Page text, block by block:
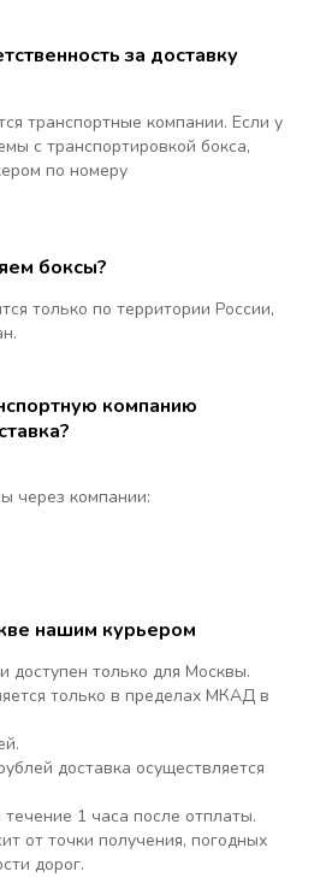
за доставку
транспортные компании. Если у
с транспортировкой бокса,
по номеру
боксы?
только по территории России,
компанию
через компании:
нашим курьером
доступен только для Москвы.
только в пределах МКАД в
доставка осуществляется
течение 1 часа после отплаты.
от точки получения, погодных
дорог.